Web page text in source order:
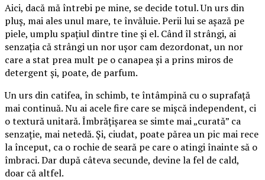
Aici, dacă mă întrebi pe mine, se decide totul. Un urs din
pluș, mai ales unul mare, te învăluie. Perii lui se așază pe
piele, umplu spațiul dintre tine și el. Când îl strângi, ai
senzația că strângi un nor ușor cam dezordonat, un nor
care a stat prea mult pe o canapea și a prins miros de
detergent și, poate, de parfum.
Un urs din catifea, în schimb, te întâmpină cu o suprafață
mai continuă. Nu ai acele fire care se mișcă independent, ci
o textură unitară. Îmbrățișarea se simte mai „curată” ca
senzație, mai netedă. Și, ciudat, poate părea un pic mai rece
la început, ca o rochie de seară pe care o atingi înainte să o
îmbraci. Dar după câteva secunde, devine la fel de cald,
doar că altfel.